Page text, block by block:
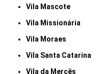
Vila Mascote
Vila Missionária
Vila Moraes
Vila Santa Catarina
Vila da Mercês